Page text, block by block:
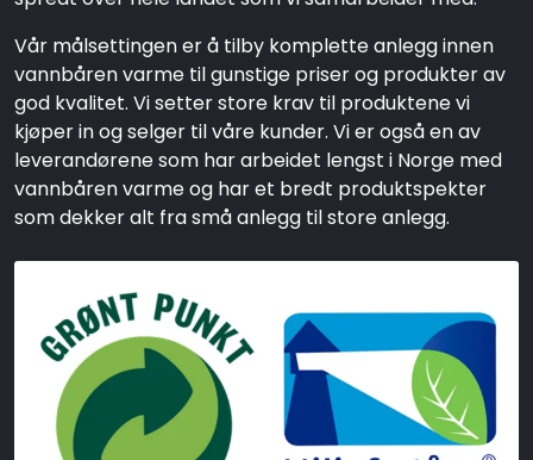
Vår målsettingen er å tilby komplette anlegg innen
vannbåren varme til gunstige priser og produkter av
god kvalitet. Vi setter store krav til produktene vi
kjøper in og selger til våre kunder. Vi er også en av
leverandørene som har arbeidet lengst i Norge med
vannbåren varme og har et bredt produktspekter
som dekker alt fra små anlegg til store anlegg.